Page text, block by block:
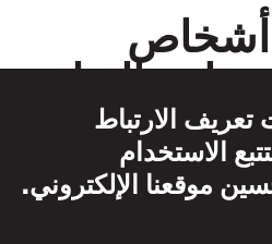
2 من كل 3 أشخاص
النقل
إذا
بصورة
الارتباط
الاستخدام
موقعنا الإلكتروني.